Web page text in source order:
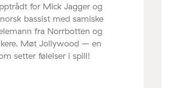
for Mick Jagger og
bassist med samiske
fra Norrbotten og
Møt Jollywood – en
setter følelser i spill!